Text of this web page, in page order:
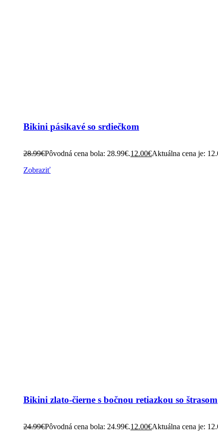
Bikini pásikavé so srdiečkom
28.99€Pôvodná cena bola: 28.99€.12.00€Aktuálna cena je:
Zobraziť
Bikini zlato-čierne s bočnou retiazkou so štrasom
24.99€Pôvodná cena bola: 24.99€.12.00€Aktuálna cena je: